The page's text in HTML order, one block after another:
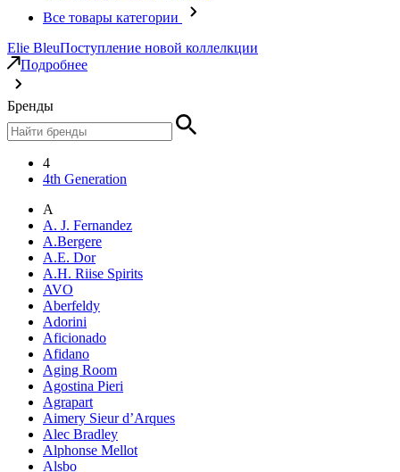
Все товары категории
Elie BleuПоступление новой коллелкции
Подробнее
Бренды
4
4th Generation
A
A. J. Fernandez
A.Bergere
A.E. Dor
A.H. Riise Spirits
AVO
Aberfeldy
Adorini
Aficionado
Afidano
Aging Room
Agostina Pieri
Agrapart
Aimery Sieur d’Arques
Alec Bradley
Alphonse Mellot
Alsbo